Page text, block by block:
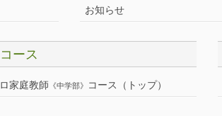
お知らせ
ース
家庭教師 《中学部》 コース（トップ）